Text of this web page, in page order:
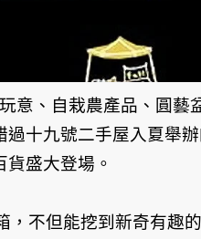
意、自栽農產品、圓藝
十九號二手屋入夏舉
盛大登場。
，不但能挖到新奇有趣